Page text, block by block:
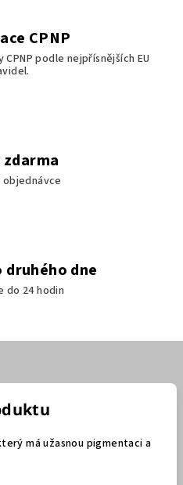
CPNP
podle nejpřísnějších EU
zdarma
druhého dne
do 24 hodin
má užasnou pigmentaci a